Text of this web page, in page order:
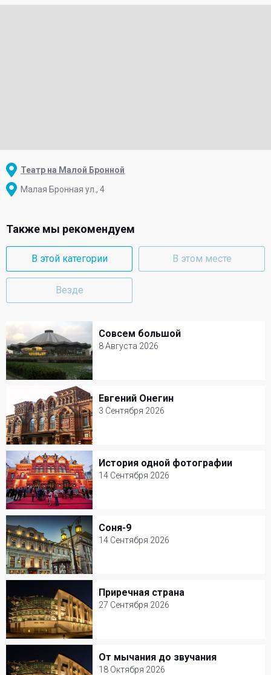
Театр на Малой Бронной
Малая Бронная ул., 4
Также мы рекомендуем
В этой категории В этом месте
Везде
Совсем большой
8 Августа 2026
Совсем большой
8 Августа 2026
Цирк на Вернадского
Цирк
Евгений Онегин
3 Сентября 2026
Евгений Онегин
3 Сентября 2026
Театр им. В. Маяковского
Детские спектакли
История одной фотографии
14 Сентября 2026
История одной фотографии
14 Сентября 2026
Театр Наций
Кукольные
Соня-9
14 Сентября 2026
Соня-9
14 Сентября 2026
МХТ им. А. П. Чехова
Музыкальный спектакль
Приречная страна
27 Сентября 2026
Приречная страна
27 Сентября 2026
Мастерская Петра Фоменко
Детские спектакли
От мычания до звучания
18 Октября 2026
От мычания до звучания